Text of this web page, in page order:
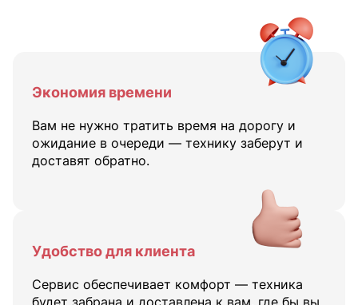
Экономия времени
Вам не нужно тратить время на дорогу и
ожидание в очереди — технику заберут и
доставят обратно.
Удобство для клиента
Сервис обеспечивает комфорт — техника
будет забрана и доставлена к вам, где бы вы